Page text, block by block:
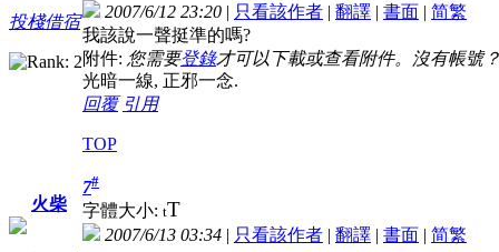
投棧借宿
2007/6/12 23:20 | 只看該作者 | 翻譯 | 書面 | 简繁
我該說一聲挺準的嗎?
附件: 您需要登錄才可以下載或查看附件。沒有帳號
光暗一線, 正邪一念.
回覆 引用
TOP
火柴
7#
字體大小: tT
2007/6/13 03:34 | 只看該作者 | 翻譯 | 書面 | 简繁